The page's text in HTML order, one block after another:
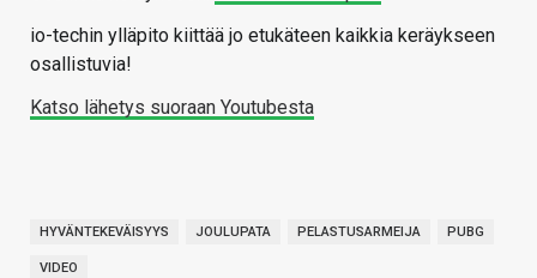
io-techin ylläpito kiittää jo etukäteen kaikkia keräykseen
osallistuvia!
Katso lähetys suoraan Youtubesta
HYVÄNTEKEVÄISYYS JOULUPATA PELASTUSARMEIJA PUBG
VIDEO